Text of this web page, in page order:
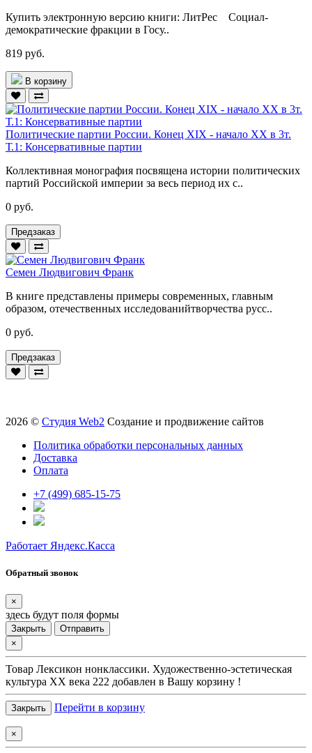
Купить электронную версию книги: ЛитРес Социал-
демократические фракции в Госу..
819 руб.
В корзину
Политические партии России. Конец XIX - начало XX в 3т.
Т.1: Консервативные партии
Коллективная монография посвящена истории политических
партий Российской империи за весь период их с..
0 руб.
Предзаказ
Семен Людвигович Франк
В книге представлены примеры современных, главным
образом, отечественных исследованийтворчества русс..
0 руб.
Предзаказ
2026 © Студия Web2 Создание и продвижение сайтов
Политика обработки персональных данных
Доставка
Оплата
+7 (499) 685-15-75
Работает Яндекс.Касса
Обратный звонок
×
здесь будут поля формы
Закрыть
Отправить
×
Товар Лексикон нонклассики. Художественно-эстетическая
культура XX века 222 добавлен в Вашу корзину !
Закрыть Перейти в корзину
×